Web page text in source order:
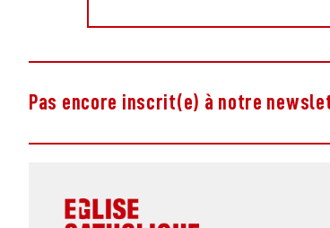
Pas encore inscrit(e) à notre